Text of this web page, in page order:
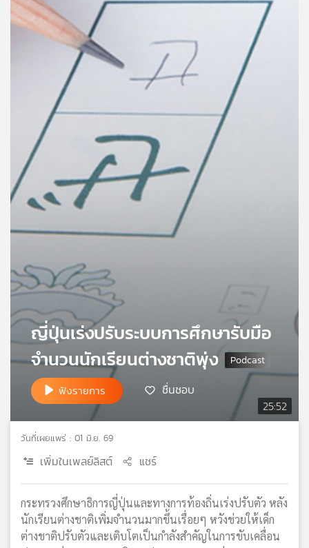
และ
กิจกรรม
เกี่ยว
เครือ
ข่าย
วิทยุ
ไทย
แผนที่
วิทยุ
ข่าย
25:52
ญี่ปุ่นเร่งปรับระบบการศึกษารับมือ
จำนวนนักเรียนต่างชาติพุ่ง
ฟังรายการ ชื่นชอบ
วันที่เผยแพร่ : 01 มิ.ย. 69
เพิ่มในเพลย์ลิสต์ แชร์
กระทรวงศึกษาธิการญี่ปุ่นและทางการท้องถิ่นเร่งปรับตัว หลัง
นักเรียนต่างชาติเพิ่มจำนวนมากขึ้นเรื่อยๆ หวังช่วยให้เด็ก
ต่างชาติปรับตัวและเติบโตเป็นกำลังสำคัญในการขับเคลื่อน